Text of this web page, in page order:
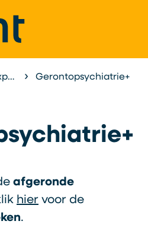
Onderzoek
Gerontopsychiatrie+
afgeronde
hier voor de
.